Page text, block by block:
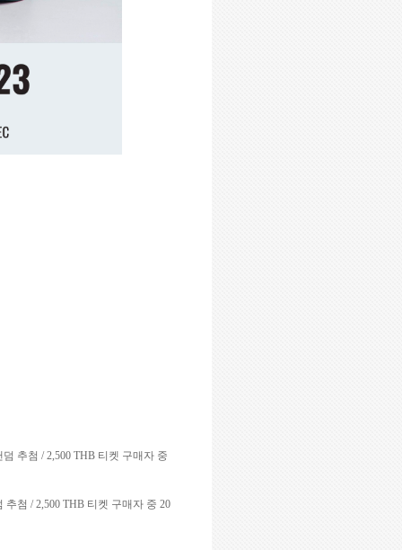
덤 추첨 / 2,500 THB 티켓 구매자 중
추첨 / 2,500 THB 티켓 구매자 중 20